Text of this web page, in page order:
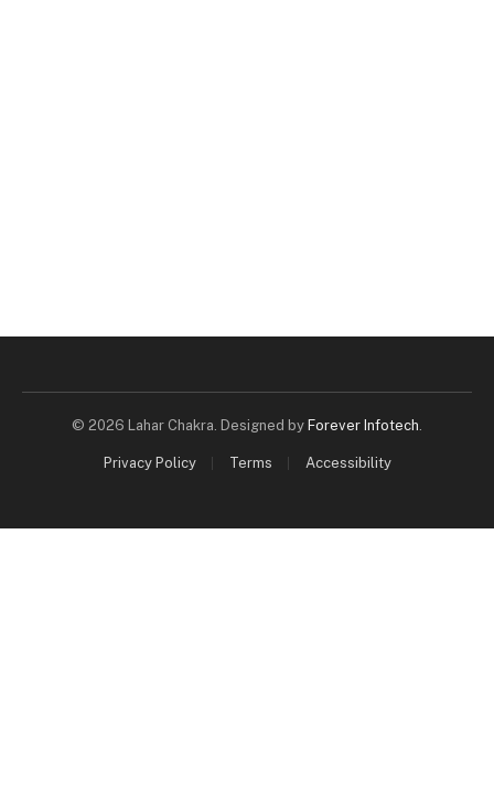
© 2026 Lahar Chakra. Designed by Forever Infotech.
Privacy Policy Terms Accessibility